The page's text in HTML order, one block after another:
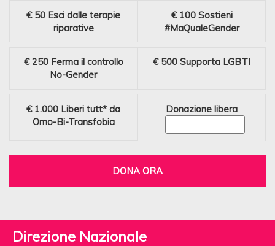
€ 50 Esci dalle terapie
riparative
€ 100 Sostieni
#MaQualeGender
€ 250 Ferma il controllo
No-Gender
€ 500 Supporta LGBTI
€ 1.000 Liberi tutt* da
Omo-Bi-Transfobia
Donazione libera
DONA ORA
Direzione Nazionale